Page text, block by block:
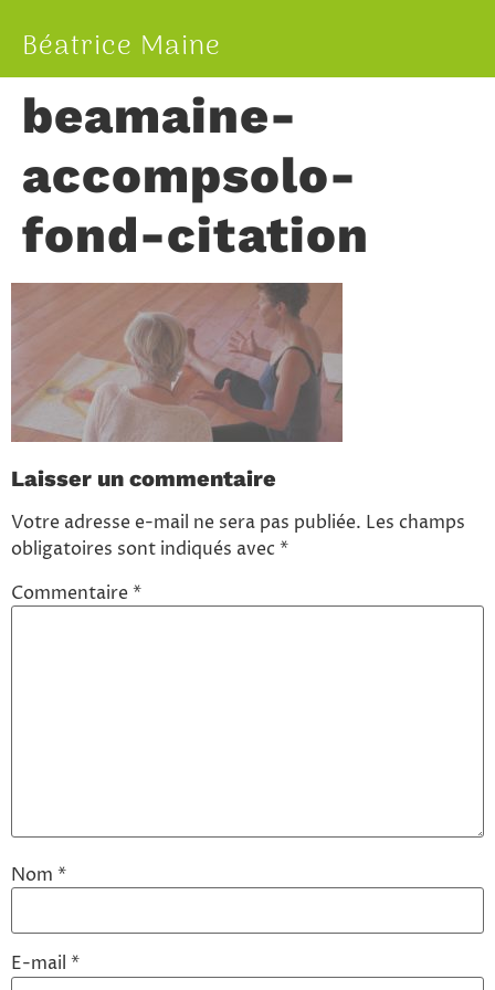
Béatrice Maine
beamaine-
accompsolo-
fond-citation
Laisser un commentaire
Votre adresse e-mail ne sera pas publiée. Les champs
obligatoires sont indiqués avec*
Commentaire*
Nom *
E-mail *